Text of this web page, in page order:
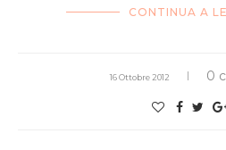
CONTINUA A
16 Ottobre 2012 0